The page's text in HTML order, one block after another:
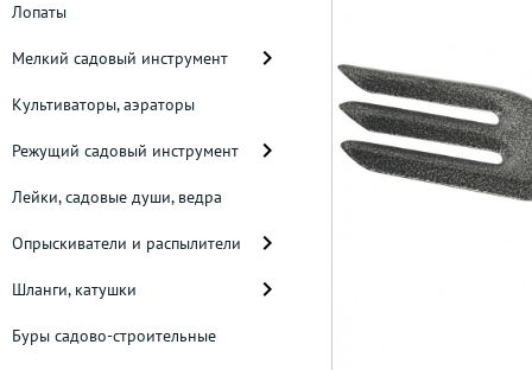
Лопаты
Мелкий садовый инструмент
Культиваторы, аэраторы
Режущий садовый инструмент
Лейки, садовые души, ведра
Опрыскиватели и распылители
Шланги, катушки
Буры садово-строительные